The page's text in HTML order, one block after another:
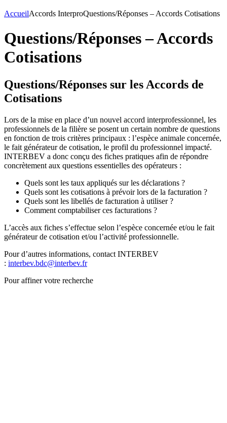
AccueilAccords InterproQuestions/Réponses – Accords Cotisations
Questions/Réponses – Accords
Cotisations
Questions/Réponses sur les Accords de
Cotisations
Lors de la mise en place d’un nouvel accord interprofessionnel, les
professionnels de la filière se posent un certain nombre de questions
en fonction de trois critères principaux : l’espèce animale concernée,
le fait générateur de cotisation, le profil du professionnel impacté.
INTERBEV a donc conçu des fiches pratiques afin de répondre
concrètement aux questions essentielles des opérateurs :
Quels sont les taux appliqués sur les déclarations ?
Quels sont les cotisations à prévoir lors de la facturation ?
Quels sont les libellés de facturation à utiliser ?
Comment comptabiliser ces facturations ?
L’accès aux fiches s’effectue selon l’espèce concernée et/ou le fait
générateur de cotisation et/ou l’activité professionnelle.
Pour d’autres informations, contact INTERBEV
: interbev.bdc@interbev.fr
Pour affiner votre recherche